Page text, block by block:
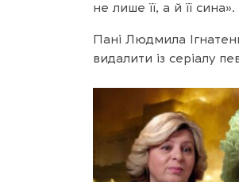
не лише її, а й її сина».
Пані Людмила
видалити із серіалу